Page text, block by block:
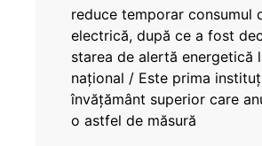
reduce temporar consumul
electrică, după ce a fost
starea de alertă energetică
național / Este prima
învățământ superior care
o astfel de măsură